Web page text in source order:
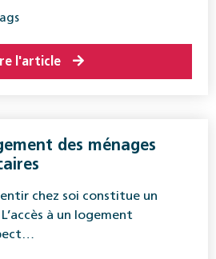
l'article
des ménages
chez soi constitue un
à un logement